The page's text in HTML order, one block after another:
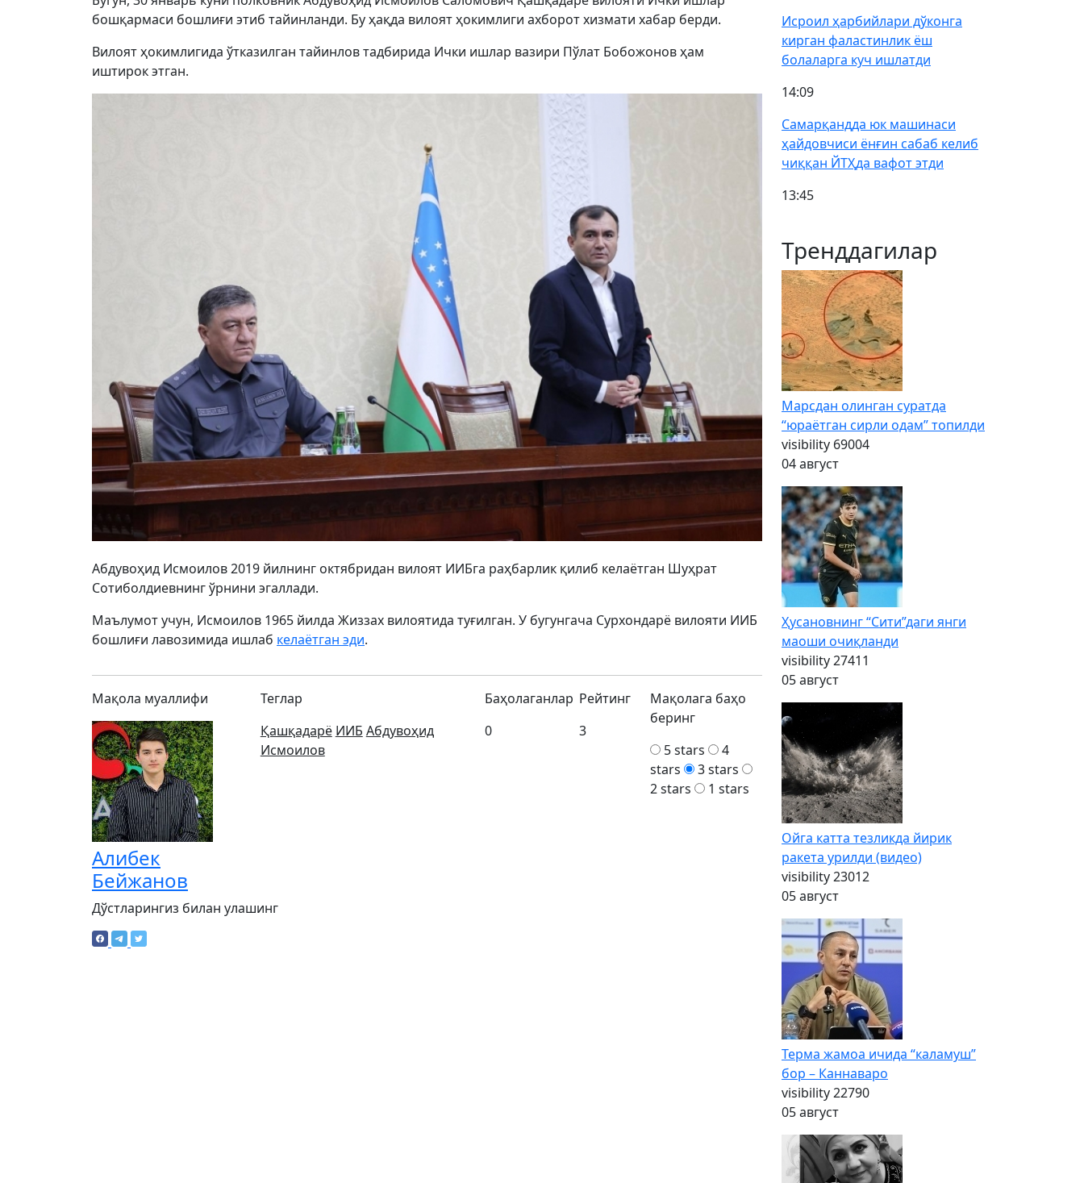
бошқармаси бошлиғи этиб тайинланди. Бу ҳақда вилоят ҳокимлиги ахборот хизмати хабар берди.
Вилоят ҳокимлигида ўтказилган тайинлов тадбирида Ички ишлар вазири Пўлат Бобожонов ҳам
иштирок этган.
Абдувоҳид Исмоилов 2019 йилнинг октябридан вилоят ИИБга раҳбарлик қилиб келаётган Шуҳрат
Сотиболдиевнинг ўрнини эгаллади.
Маълумот учун, Исмоилов 1965 йилда Жиззах вилоятида туғилган. У бугунгача Сурхондарё вилояти ИИБ
бошлиғи лавозимида ишлаб келаётган эди.
Мақола муаллифи
Алибек
Бейжанов
Теглар
Қашқадарё ИИБ Абдувоҳид
Исмоилов
Баҳолаганлар
0
Рейтинг
3
Мақолага баҳо
беринг
5 stars
4
stars
3 stars
2 stars
1 stars
Дўстларингиз билан улашинг
Исроил ҳарбийлари дўконга
кирган фаластинлик ёш
болаларга куч ишлатди
14:09
Самарқандда юк машинаси
ҳайдовчиси ёнғин сабаб келиб
чиққан ЙТҲда вафот этди
13:45
Тренддагилар
Марсдан олинган суратда
“юраётган сирли одам” топилди
visibility 69004
04 август
Ҳусановнинг “Сити”даги янги
маоши очиқланди
visibility27411
05 август
Ойга катта тезликда йирик
ракета урилди (видео)
visibility23012
05 август
Терма жамоа ичида “каламуш”
бор – Каннаваро
visibility22790
05 август